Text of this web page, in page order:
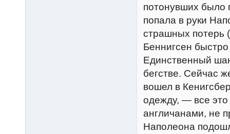
потонувших было
попала в руки
страшных потерь
Беннигсен
Единственный
бегстве. Сейчас
вошел в
одежду, — все это
англичанами, не
Наполеона